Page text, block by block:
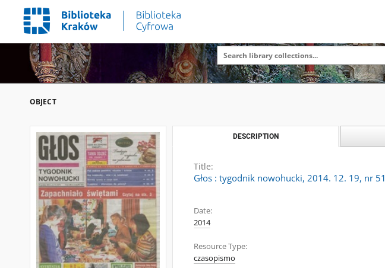
OBJECT
DESCRIPTION
Title:
Głos : tygodnik nowohucki, 2014. 12. 19, nr 51
Date:
2014
Resource Type:
czasopismo